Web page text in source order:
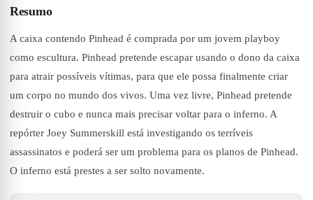
Resumo
A caixa contendo Pinhead é comprada por um jovem playboy
como escultura. Pinhead pretende escapar usando o dono da caixa
para atrair possíveis vítimas, para que ele possa finalmente criar
um corpo no mundo dos vivos. Uma vez livre, Pinhead pretende
destruir o cubo e nunca mais precisar voltar para o inferno. A
repórter Joey Summerskill está investigando os terríveis
assassinatos e poderá ser um problema para os planos de Pinhead.
O inferno está prestes a ser solto novamente.